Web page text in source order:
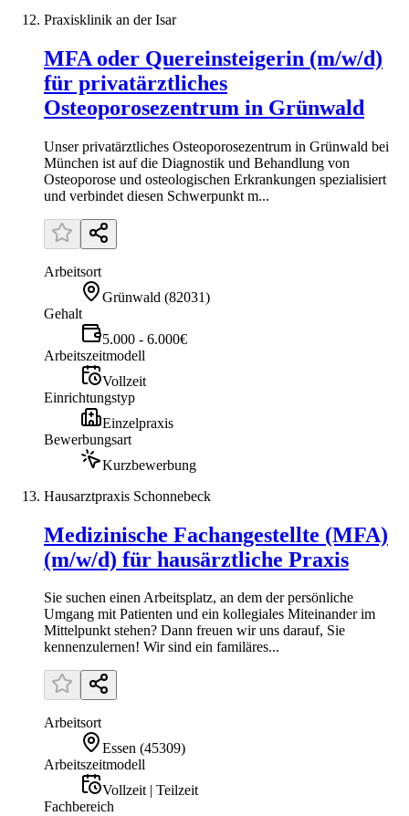
Praxisklinik an der Isar
MFA oder Quereinsteigerin (m/w/d)
für privatärztliches
Osteoporosezentrum in Grünwald
Unser privatärztliches Osteoporosezentrum in Grünwald bei
München ist auf die Diagnostik und Behandlung von
Osteoporose und osteologischen Erkrankungen spezialisiert
und verbindet diesen Schwerpunkt m...
Arbeitsort
Grünwald (82031)
Gehalt
5.000 - 6.000€
Arbeitszeitmodell
Vollzeit
Einrichtungstyp
Einzelpraxis
Bewerbungsart
Kurzbewerbung
Hausarztpraxis Schonnebeck
Medizinische Fachangestellte (MFA)
(m/w/d) für hausärztliche Praxis
Sie suchen einen Arbeitsplatz, an dem der persönliche
Umgang mit Patienten und ein kollegiales Miteinander im
Mittelpunkt stehen? Dann freuen wir uns darauf, Sie
kennenzulernen! Wir sind ein familäres...
Arbeitsort
Essen (45309)
Arbeitszeitmodell
Vollzeit | Teilzeit
Fachbereich